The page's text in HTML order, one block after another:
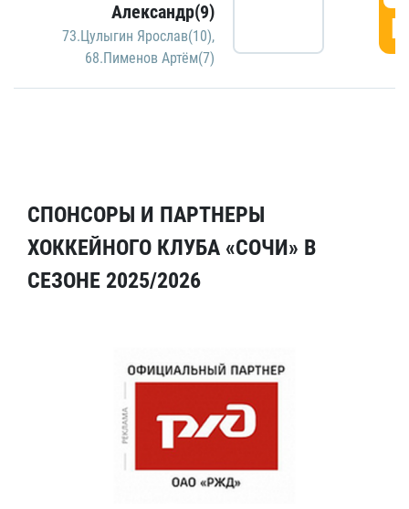
Александр(9)
73.Цулыгин Ярослав(10),
68.Пименов Артём(7)
СПОНСОРЫ И ПАРТНЕРЫ
ХОККЕЙНОГО КЛУБА «СОЧИ» В
СЕЗОНЕ 2025/2026